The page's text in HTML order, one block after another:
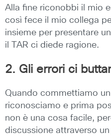
Alla fine riconobbi il mio
così fece il mio collega
insieme per presentare
il TAR ci diede ragione.
2. Gli errori ci
Quando commettiamo
riconosciamo e prima
non è una cosa facile,
discussione attraverso